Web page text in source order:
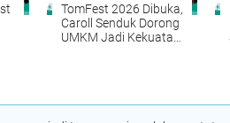
TomFest 2026 Dibuka,
Caroll Senduk Dorong
UMKM Jadi Kekuatan